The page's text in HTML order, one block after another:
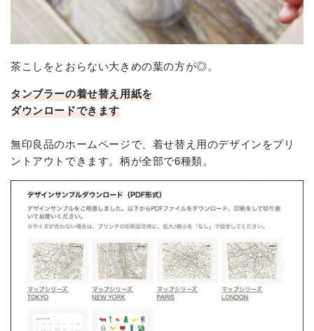
茶こしをとおらない大きめの葉の方が◎。
タンブラーの着せ替え用紙を
ダウンロードできます
無印良品のホームページで、着せ替え用のデザインをプリ
ントアウトできます。柄が全部で6種類。